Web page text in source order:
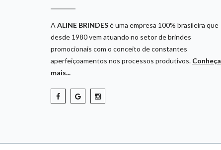
A ALINE BRINDESé uma empresa 100% brasileira que
desde 1980 vem atuando no setor de brindes
promocionais com o conceito de constantes
aperfeiçoamentos nos processos produtivos. Conheça
mais...